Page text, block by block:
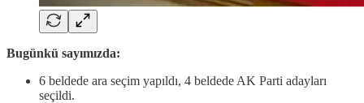
Bugünkü sayımızda:
6 beldede ara seçim yapıldı, 4 beldede AK Parti adayları
seçildi.